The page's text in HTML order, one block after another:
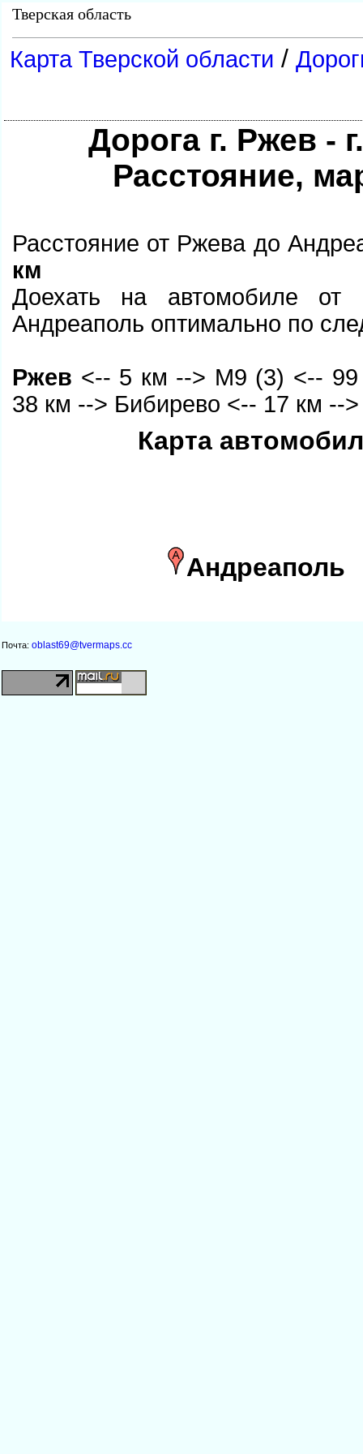
Тверская область
Карта Тверской области /
Дорога г. Ржев -
Расстояние,
Расстояние от Ржева до
км
Доехать на автомобиле от
Андреаполь оптимально по
Ржев <-- 5 км --> М9 (3) <--
38 км --> Бибирево <-- 17 км --
Карта
Андреаполь
Почта: oblast69@tvermaps.cc